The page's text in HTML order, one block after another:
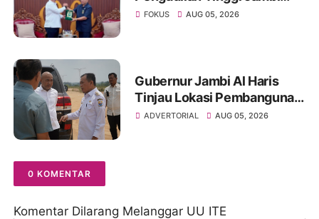
Berkomitmen Perkuat
FOKUS AUG 05, 2026
Gubernur Jambi Al Haris
Tinjau Lokasi Pembangunan
Sekolah Rakyat dan Lokasi
ADVERTORIAL AUG 05, 2026
0 KOMENTAR
Komentar Dilarang Melanggar UU ITE